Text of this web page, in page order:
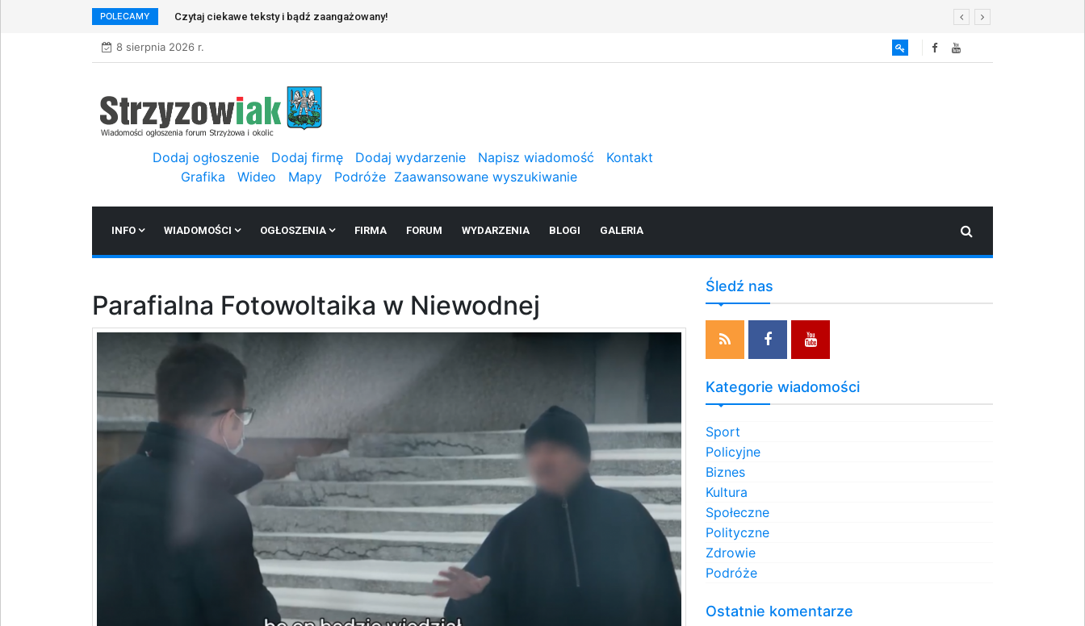
POLECAMY Czytaj ciekawe teksty i bądź zaangażowany!
8 sierpnia 2026 r.
Dodaj ogłoszenie Dodaj firmę Dodaj wydarzenie Napisz wiadomość
Kontakt
Grafika
Wideo Mapy Podróże Zaawansowane wyszukiwanie
INFO WIADOMOŚCI OGŁOSZENIA FIRMA FORUM WYDARZENIA BLOGI GALERIA
Parafialna Fotowoltaika w Niewodnej
Śledź nas
Kategorie wiadomości
Sport
Policyjne
Biznes
Kultura
Społeczne
Polityczne
Zdrowie
Podróże
Ostatnie komentarze